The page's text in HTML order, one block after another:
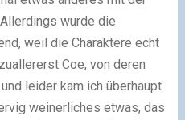
wurde die
weil die Charaktere echt
Coe, von deren
leider kam ich überhaupt
weinerliches etwas, das